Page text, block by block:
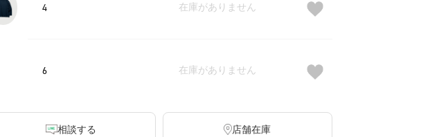
4 在庫がありません
6 在庫がありません
相談する 店舗在庫